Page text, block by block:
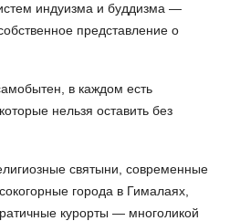
индуизма и буддизма —
представление о
в каждом есть
нельзя оставить без
святыни, современные
города в Гималаях,
курорты — многоликой